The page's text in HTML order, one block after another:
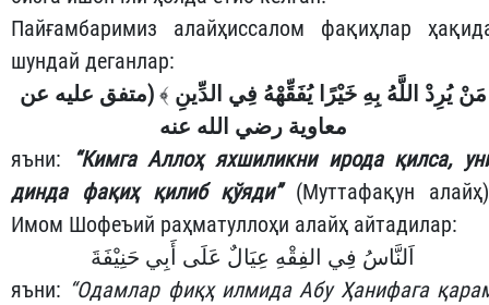
Пайғамбаримиз алайҳиссалом фақиҳлар
шундай деганлар:
مَنْ يُرِدْ اللَّهُ بِهِ خَيْرًا يُفَقِّهْهُ فِي الدِّينِ ﴾ (متفق عليه عن
معاوية رضي الله عنه
яъни: “Кимга Аллоҳ яхшиликни ирода қилса,
динда фақиҳ қилиб қўяди”(Муттафақун
Имом Шофеъий раҳматуллоҳи алайҳ айтадилар:
اَلنَّاسُ فِي الفِقْهِ عِيَالٌ عَلَى أَبِي حَنِيْفَةَ
яъни: “Одамлар фиқҳ илмида Абу Ҳанифага